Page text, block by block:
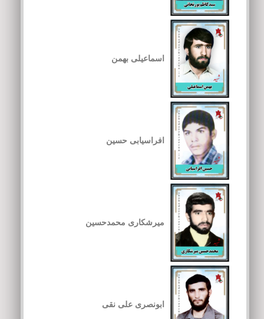
اسماعیلی بهمن
افراسیابی حسین
میرشکاری محمدحسین
ابونصری علی نقی